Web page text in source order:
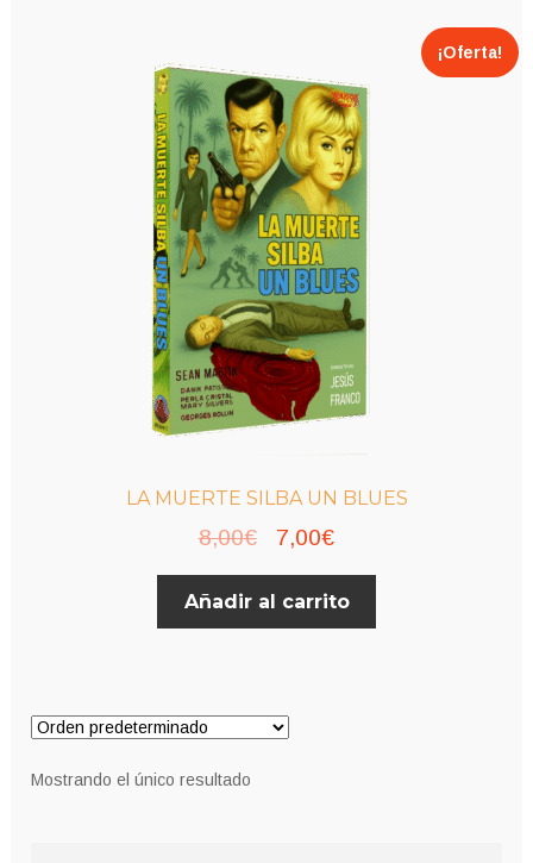
LA MUERTE SILBA UN BLUES
¡Oferta!
8,00€
El
precio
original
7,00€El
precio
actual
Añadir al carrito
Mostrando el único resultado